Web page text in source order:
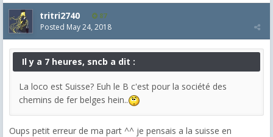
tritri2740 87
Posted May 24, 2018
Il y a 7 heures, sncb a dit :
La loco est Suisse? Euh le B c'est pour la société des
chemins de fer belges hein..
Oups petit erreur de ma part ^^ je pensais a la suisse en